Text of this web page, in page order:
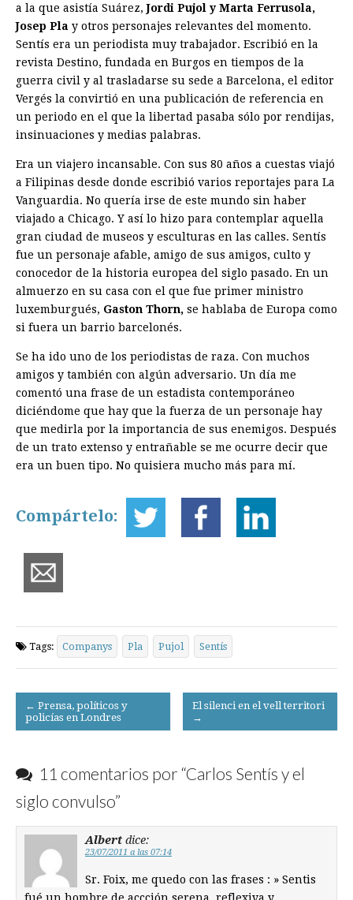
a la que asistía Suárez,Jordi Pujol y Marta Ferrusola,
Josep Pla y otros personajes relevantes del momento.
Sentís era un periodista muy trabajador. Escribió en la
revista Destino, fundada en Burgos en tiempos de la
guerra civil y al trasladarse su sede a Barcelona, el editor
Vergés la convirtió en una publicación de referencia en
un periodo en el que la libertad pasaba sólo por rendijas,
insinuaciones y medias palabras.
Era un viajero incansable. Con sus 80 años a cuestas viajó
a Filipinas desde donde escribió varios reportajes para La
Vanguardia. No quería irse de este mundo sin haber
viajado a Chicago. Y así lo hizo para contemplar aquella
gran ciudad de museos y esculturas en las calles. Sentís
fue un personaje afable, amigo de sus amigos, culto y
conocedor de la historia europea del siglo pasado. En un
almuerzo en su casa con el que fue primer ministro
luxemburgués, Gaston Thorn, se hablaba de Europa como
si fuera un barrio barcelonés.
Se ha ido uno de los periodistas de raza. Con muchos
amigos y también con algún adversario. Un día me
comentó una frase de un estadista contemporáneo
diciéndome que hay que la fuerza de un personaje hay
que medirla por la importancia de sus enemigos. Después
de un trato extenso y entrañable se me ocurre decir que
era un buen tipo. No quisiera mucho más para mí.
Compártelo:
Tags: Companys Pla Pujol Sentís
Post
navigation
← Prensa, políticos y
policías en Londres
El silenci en el vell territori
→
11 comentarios por “Carlos Sentís y el
siglo convulso”
Albert dice:
23/07/2011 a las 07:14
Sr. Foix, me quedo con las frases : » Sentis